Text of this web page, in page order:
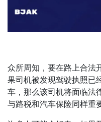
众所周知，要在路上合法
果司机被发现驾驶执照已
车，那么该司机将面临法
与路税和汽车保险同样重要